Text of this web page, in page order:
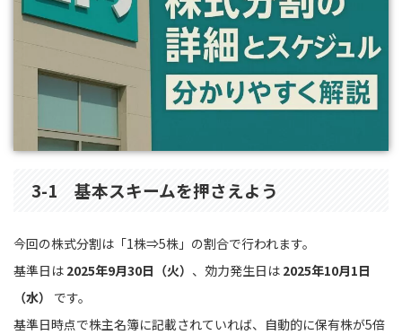
3-1 基本スキームを押さえよう
今回の株式分割は「1株⇒5株」の割合で行われます。
基準日は 2025年9月30日（火） 、効力発生日は 2025年10月1日
（水）
です。
基準日時点で株主名簿に記載されていれば、自動的に保有株が5倍